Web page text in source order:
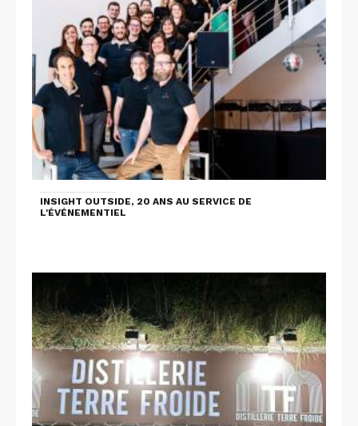
INSIGHT OUTSIDE, 20 ANS AU SERVICE DE
L'ÉVÉNEMENTIEL